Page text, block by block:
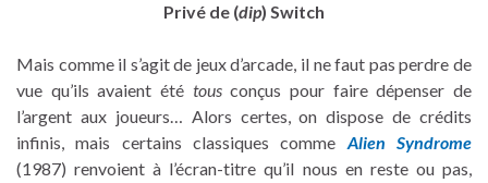
Privé de (dip) Switch
Mais comme il s’agit de jeux d’arcade, il ne faut pas perdre de
vue qu’ils avaient été tousconçus pour faire dépenser de
l’argent aux joueurs… Alors certes, on dispose de crédits
infinis, mais certains classiques comme Alien Syndrome
(1987) renvoient à l’écran-titre qu’il nous en reste ou pas,